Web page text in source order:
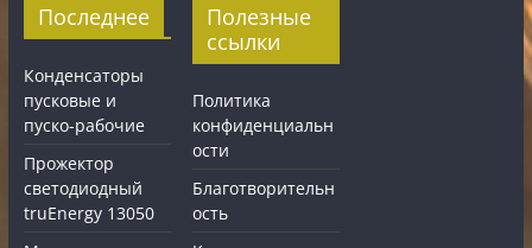
Последнее
Конденсаторы
пусковые и
пуско-рабочие
Прожектор
светодиодный
truEnergy 13050
Полезные
ссылки
Политика
конфиденциальн
ости
Благотворительн
ость